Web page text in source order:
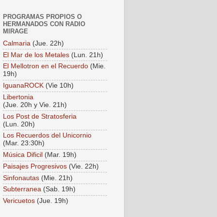
PROGRAMAS PROPIOS O
HERMANADOS CON RADIO
MIRAGE
Calmaria (Jue. 22h)
El Mar de los Metales (Lun. 21h)
El Mellotron en el Recuerdo (Mie.
19h)
IguanaROCK (Vie 10h)
Libertonia
(Jue. 20h y Vie. 21h)
Los Post de Stratosferia
(Lun. 20h)
Los Recuerdos del Unicornio
(Mar. 23:30h)
Música Dificil (Mar. 19h)
Paisajes Progresivos (Vie. 22h)
Sinfonautas (Mie. 21h)
Subterranea (Sab. 19h)
Vericuetos (Jue. 19h)